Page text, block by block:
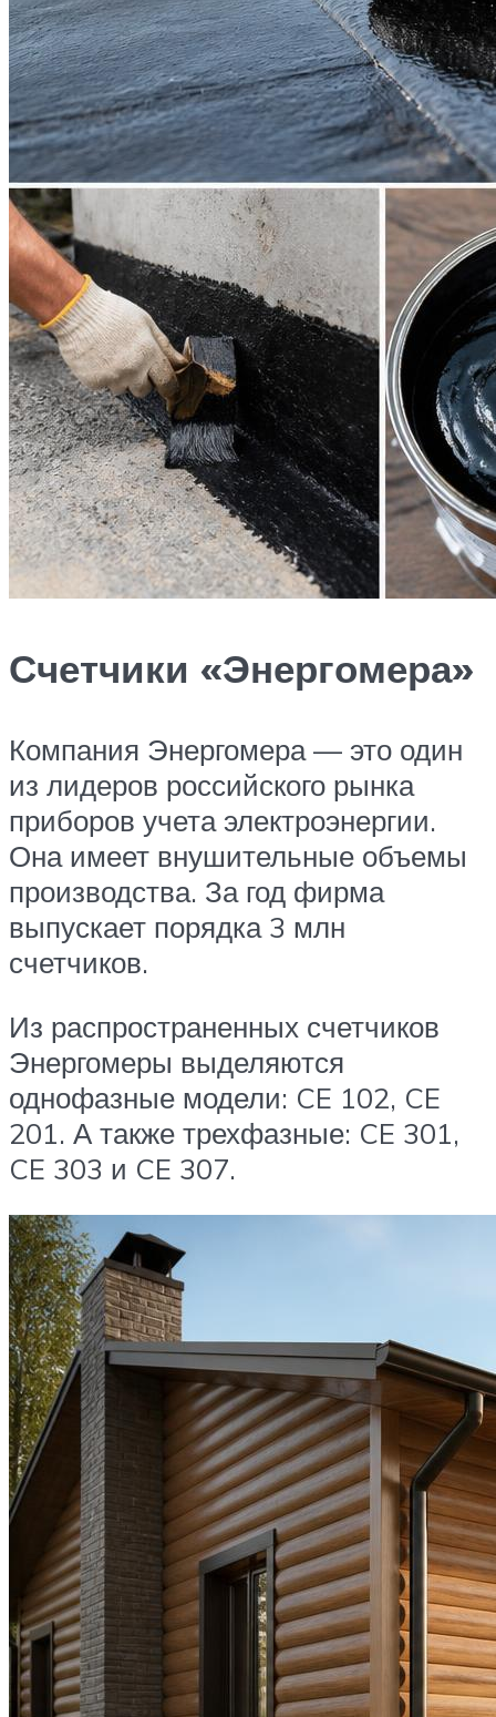
Счетчики «Энергомера»
Компания Энергомера — это один
из лидеров российского рынка
приборов учета электроэнергии.
Она имеет внушительные объемы
производства. За год фирма
выпускает порядка 3 млн
счетчиков.
Из распространенных счетчиков
Энергомеры выделяются
однофазные модели: CE 102, CE
201. А также трехфазные: CE 301,
CE 303 и CE 307.